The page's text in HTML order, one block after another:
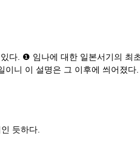
다. ❶ 임나에 대한 일본서기의 최
이니 이 설명은 그 이후에 씌어졌다.
듯하다.